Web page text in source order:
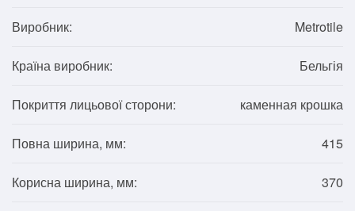
Виробник: Metrotile
Країна виробник: Бельгія
Покриття лицьової сторони: каменная крошка
Повна ширина, мм: 415
Корисна ширина, мм: 370